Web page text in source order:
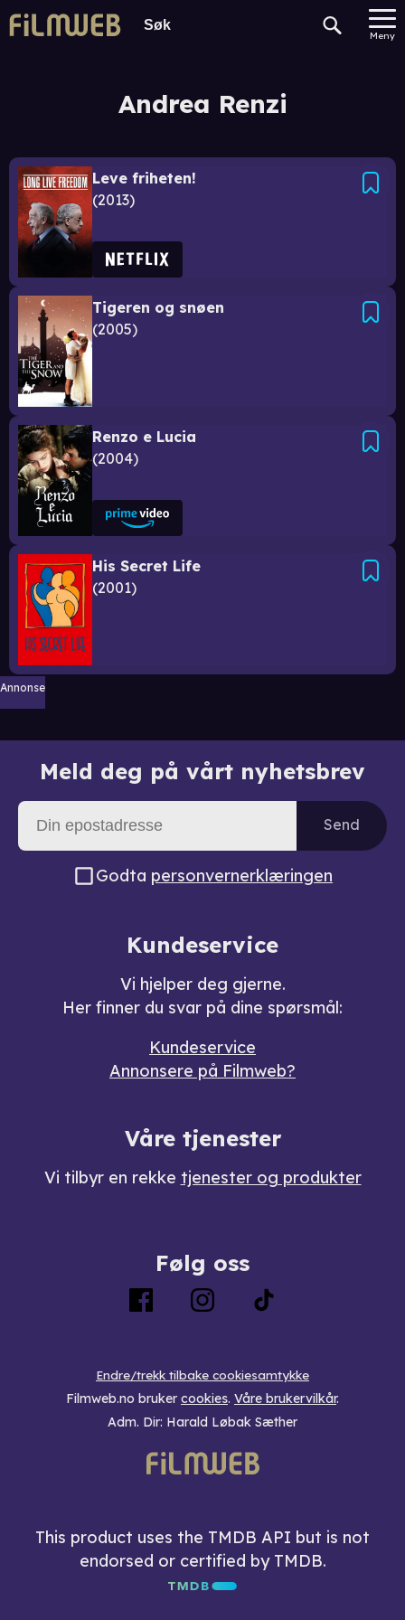
Meny
Andrea Renzi
Leve friheten!
2013
Tigeren og snøen
2005
Renzo e Lucia
2004
His Secret Life
2001
Annonse
Meld deg på vårt nyhetsbrev
Send
Godta personvernerklæringen
Kundeservice
Vi hjelper deg gjerne.
Her finner du svar på dine spørsmål:
Kundeservice
Annonsere på Filmweb?
Våre tjenester
Vi tilbyr en rekke tjenester og produkter
Følg oss
Endre/trekk tilbake cookiesamtykke
Filmweb.no bruker cookies. Våre brukervilkår.
Adm. Dir: Harald Løbak Sæther
This product uses the TMDB API but is not
endorsed or certified by TMDB.